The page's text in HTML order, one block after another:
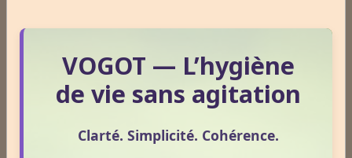
Le 24/05/2026
La Réharmonisation corporelle hygiéniste désigne un
par lequel le corps retrouve un fonctionnement plus
VOGOT — L’hygiène
de vie sans agitation
Clarté. Simplicité. Cohérence.